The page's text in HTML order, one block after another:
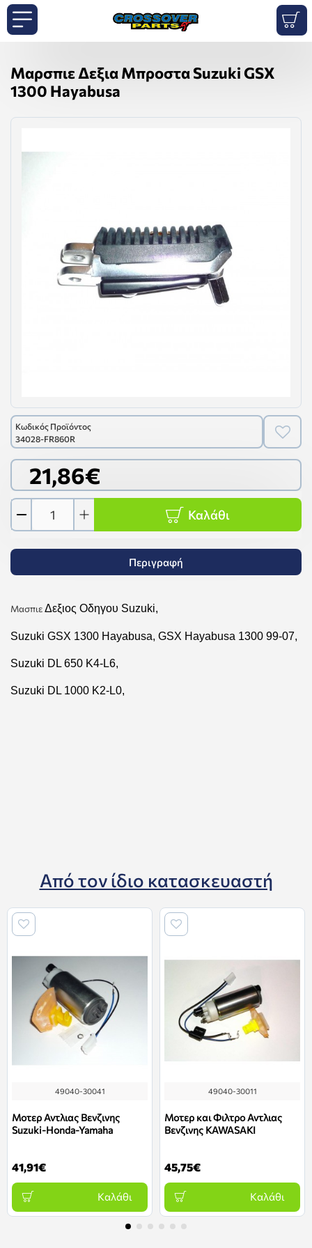
Μαρσπιε Δεξια Μπροστα Suzuki GSX
1300 Hayabusa
Κωδικός Προϊόντος
34028-FR860R
21,86€
Καλάθι
Περιγραφή
ΜασπιεΔεξιος Οδηγου Suzuki,
Suzuki GSX 1300 Hayabusa, GSX Hayabusa 1300 99-07,
Suzuki DL 650 K4-L6,
Suzuki DL 1000 K2-L0,
Από τον ίδιο κατασκευαστή
49040-30041
Μοτερ Αντλιας Βενζινης
Suzuki-Honda-Yamaha
41,91€
Καλάθι
49040-30011
Μοτερ και Φιλτρο Αντλιας
Βενζινης KAWASAKI
45,75€
Καλάθι